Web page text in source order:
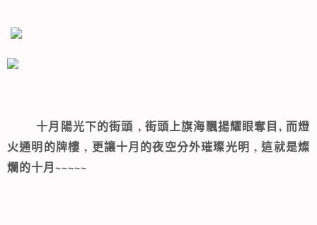
十月陽光下的街頭 , 街頭上旗海飄揚耀眼奪目 , 而燈
火通明的牌樓 , 更讓十月的夜空分外璀璨光明 , 這就是燦
爛的十月~~~~~